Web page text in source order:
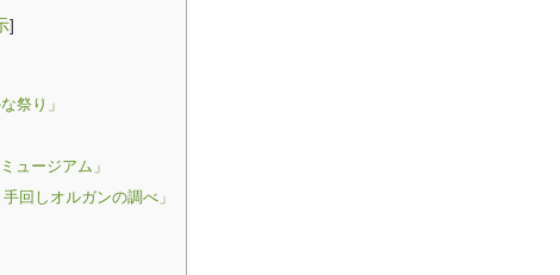
]
祭り」
ュージアム」
回しオルガンの調べ」